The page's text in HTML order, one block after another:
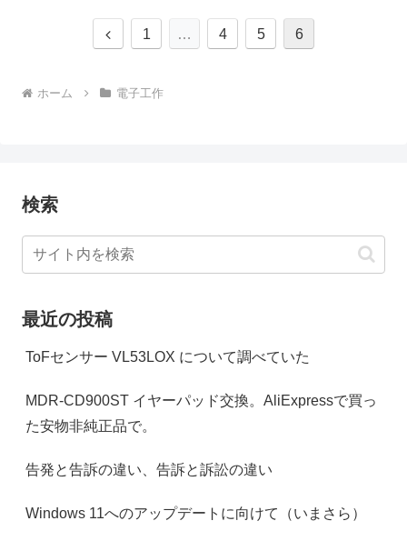
前
1 … 4 5 6
ホーム 電子工作
検索
最近の投稿
ToFセンサー VL53LOX について調べていた
MDR-CD900ST イヤーパッド交換。AliExpressで買っ
た安物非純正品で。
告発と告訴の違い、告訴と訴訟の違い
Windows 11へのアップデートに向けて（いまさら）